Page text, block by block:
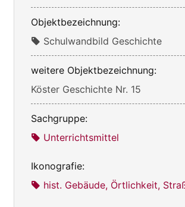
Objektbezeichnung:
Schulwandbild Geschichte
weitere Objektbezeichnung:
Köster Geschichte Nr. 15
Sachgruppe:
Unterrichtsmittel
Ikonografie:
hist. Gebäude, Örtlichkeit,